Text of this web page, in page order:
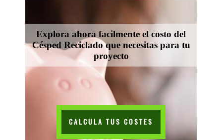
Explora ahora facilmente el costo del
Césped Reciclado que necesitas para tu
proyecto
CALCULA TUS COSTES